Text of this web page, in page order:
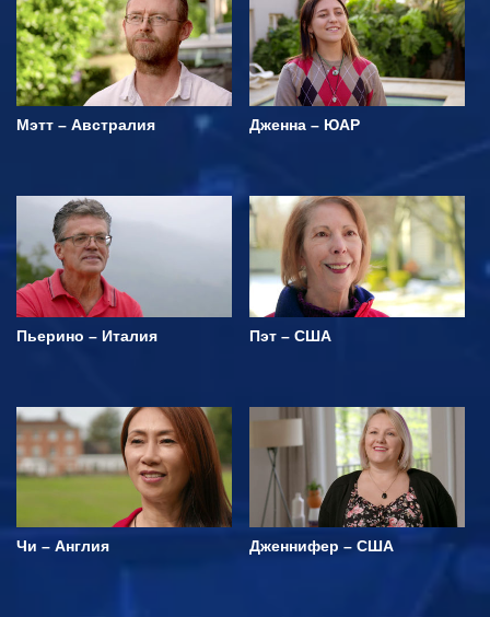
Мэтт – Австралия Дженна – ЮАР
Пьерино – Италия Пэт – США
Чи – Англия Дженнифер – США